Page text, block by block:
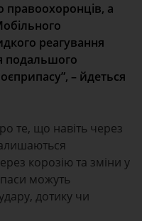
правоохоронців, а
реагування
подальшого
– йдеться
те, що навіть через
корозію та зміни у
можуть
дотику чи